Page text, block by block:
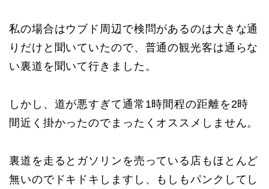
私の場合はウブド周辺で検問があるのは大きな通
りだけと聞いていたので、普通の観光客は通らな
い裏道を聞いて行きました。
しかし、道が悪すぎて通常1時間程の距離を2時
間近く掛かったのでまったくオススメしません。
裏道を走るとガソリンを売っている店もほとんど
無いのでドキドキしますし、もしもパンクしてし